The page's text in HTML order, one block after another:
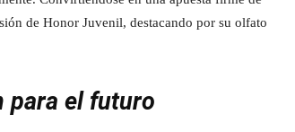
de Honor Juvenil, destacando por su olfato
para el futuro